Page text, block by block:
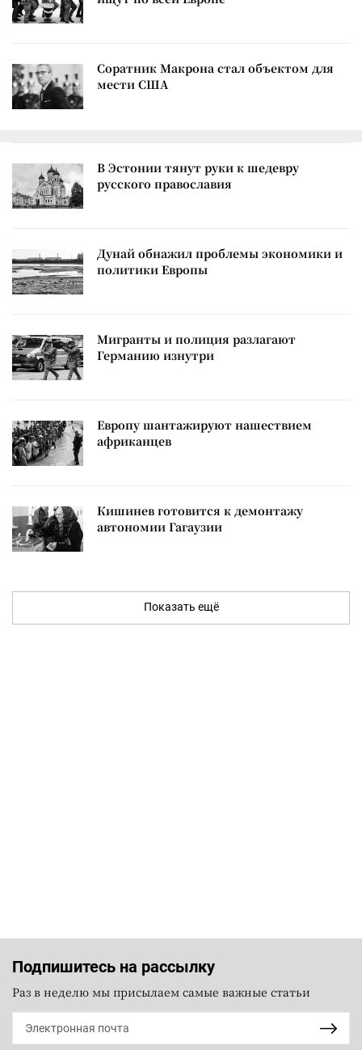
Соратник Макрона стал объектом для
мести США
В Эстонии тянут руки к шедевру
русского православия
Дунай обнажил проблемы экономики и
политики Европы
Мигранты и полиция разлагают
Германию изнутри
Европу шантажируют нашествием
африканцев
Кишинев готовится к демонтажу
автономии Гагаузии
Показать ещё
Подпишитесь на рассылку
Раз в неделю мы присылаем самые важные статьи